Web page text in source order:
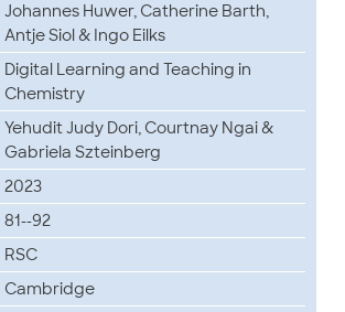
Johannes Huwer, Catherine Barth,
Antje Siol & Ingo Eilks
Digital Learning and Teaching in
Chemistry
Yehudit Judy Dori, Courtnay Ngai &
Gabriela Szteinberg
2023
81--92
RSC
Cambridge